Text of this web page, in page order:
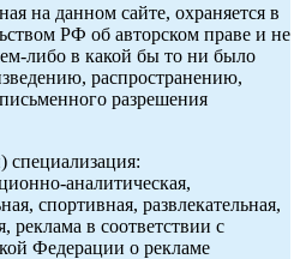
на данном сайте, охраняется в
РФ об авторском праве и не
либо в какой бы то ни было
распространению,
разрешения
специализация:
аналитическая,
спортивная, развлекательная,
реклама в соответствии с
Федерации о рекламе